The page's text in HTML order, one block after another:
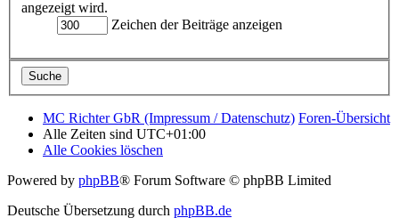
angezeigt wird.
Zeichen der Beiträge anzeigen
MC Richter GbR (Impressum / Datenschutz) Foren-Übersicht
Alle Zeiten sind UTC+01:00
Alle Cookies löschen
Powered by phpBB® Forum Software © phpBB Limited
Deutsche Übersetzung durch phpBB.de